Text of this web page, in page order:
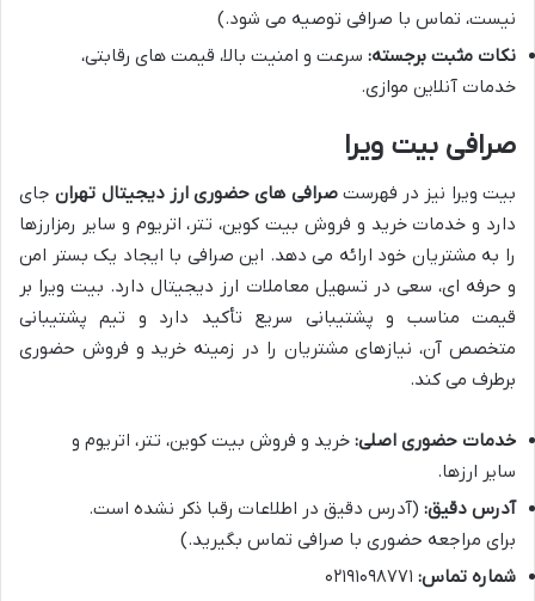
نیست، تماس با صرافی توصیه می شود.)
نکات مثبت برجسته: سرعت و امنیت بالا، قیمت های رقابتی،
خدمات آنلاین موازی.
صرافی بیت ویرا
بیت ویرا نیز در فهرستصرافی های حضوری ارز دیجیتال تهرانجای
دارد و خدمات خرید و فروش بیت کوین، تتر، اتریوم و سایر رمزارزها
را به مشتریان خود ارائه می دهد. این صرافی با ایجاد یک بستر امن
و حرفه ای، سعی در تسهیل معاملات ارز دیجیتال دارد. بیت ویرا بر
قیمت مناسب و پشتیبانی سریع تأکید دارد و تیم پشتیبانی
متخصص آن، نیازهای مشتریان را در زمینه خرید و فروش حضوری
برطرف می کند.
خدمات حضوری اصلی: خرید و فروش بیت کوین، تتر، اتریوم و
سایر ارزها.
آدرس دقیق: (آدرس دقیق در اطلاعات رقبا ذکر نشده است.
برای مراجعه حضوری با صرافی تماس بگیرید.)
شماره تماس: